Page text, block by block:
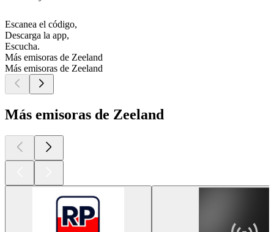
Escanea el código,
Descarga la app,
Escucha.
Más emisoras de Zeeland
Más emisoras de Zeeland
Más emisoras de Zeeland